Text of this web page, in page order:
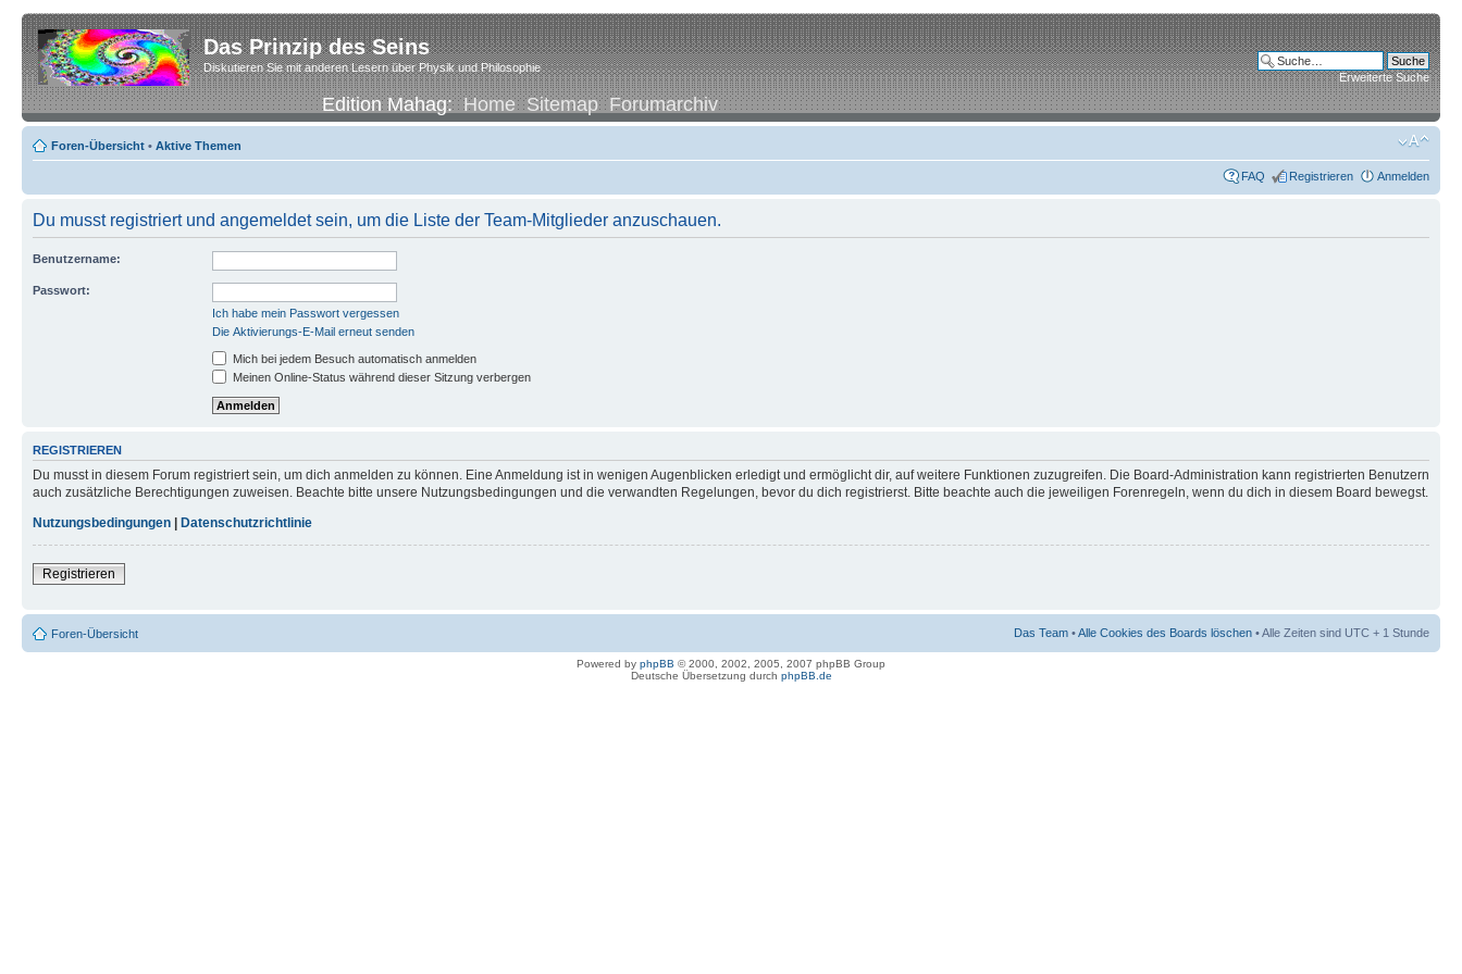
Das Prinzip des Seins
Diskutieren Sie mit anderen Lesern über Physik und Philosophie
Edition Mahag:Home Sitemap Forumarchiv
Erweiterte Suche
Foren-Übersicht • Aktive Themen
FAQ Registrieren Anmelden
Du musst registriert und angemeldet sein, um die Liste der Team-Mitglieder anzuschauen.
Benutzername:
Passwort:
Ich habe mein Passwort vergessen
Die Aktivierungs-E-Mail erneut senden
Mich bei jedem Besuch automatisch anmelden
Meinen Online-Status während dieser Sitzung verbergen
REGISTRIEREN
Du musst in diesem Forum registriert sein, um dich anmelden zu können. Eine Anmeldung ist in wenigen Augenblicken erledigt und ermöglicht dir, auf weitere Funktionen zuzugreifen. Die Board-Administration kann registrierten Benutzern
auch zusätzliche Berechtigungen zuweisen. Beachte bitte unsere Nutzungsbedingungen und die verwandten Regelungen, bevor du dich registrierst. Bitte beachte auch die jeweiligen Forenregeln, wenn du dich in diesem Board bewegst.
Nutzungsbedingungen
Datenschutzrichtlinie
Registrieren
Foren-Übersicht Das Team •Alle Cookies des Boards löschen • Alle Zeiten sind UTC + 1 Stunde
Powered by phpBB © 2000, 2002, 2005, 2007 phpBB Group
Deutsche Übersetzung durch phpBB.de